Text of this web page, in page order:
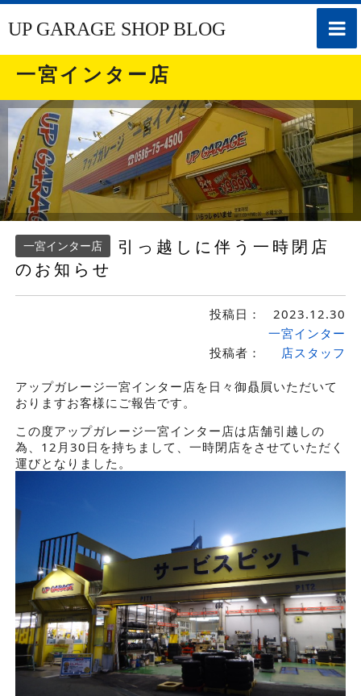
toggle
UP GARAGE SHOP BLOG
一宮インター店
一宮インター店
引っ越しに伴う一時閉店
のお知らせ
投稿日： 2023.12.30
投稿者：
一宮インター
店スタッフ
アップガレージ一宮インター店を日々御贔屓いただいて
おりますお客様にご報告です。
この度アップガレージ一宮インター店は店舗引越しの
為、12月30日を持ちまして、一時閉店をさせていただく
運びとなりました。